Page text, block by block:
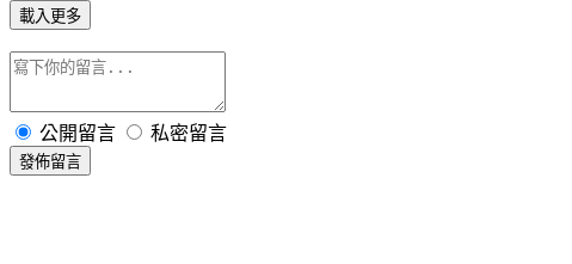
載入更多
公開留言 私密留言
發佈留言